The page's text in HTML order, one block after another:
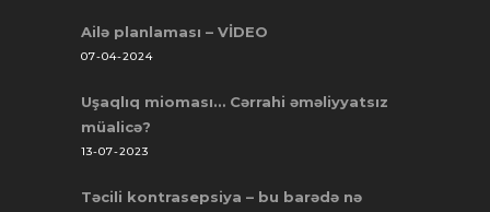
Ailə planlaması – VİDEO
07-04-2024
Uşaqlıq mioması… Cərrahi əməliyyatsız
müalicə?
13-07-2023
Təcili kontrasepsiya – bu barədə nə